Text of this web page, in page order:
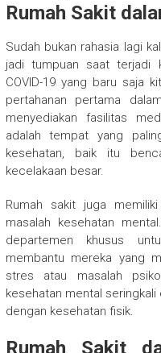
Rumah Sakit
Sudah bukan rahasia lagi
jadi tumpuan saat terjadi
COVID-19 yang baru saja
pertahanan pertama
menyediakan fasilitas
adalah tempat yang
kesehatan, baik itu
kecelakaan besar.
Rumah sakit juga
masalah kesehatan
departemen khusus
membantu mereka yang
stres atau masalah
kesehatan mental
dengan kesehatan fisik.
Rumah Sakit